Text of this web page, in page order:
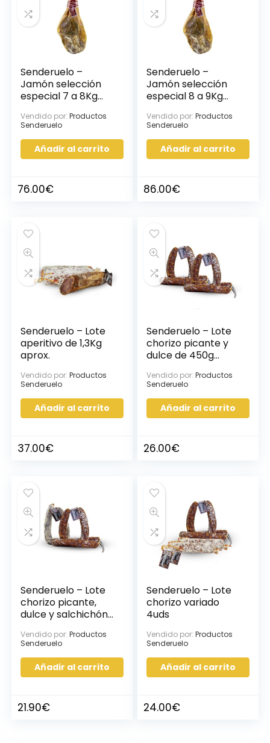
Senderuelo –
Jamón selección
especial 7 a 8Kg
Vendido por: Productos
Senderuelo
Añadir al carrito
76.00€
Senderuelo –
Jamón selección
especial 8 a 9Kg
Vendido por: Productos
Senderuelo
Añadir al carrito
86.00€
Senderuelo – Lote
aperitivo de 1,3Kg
aprox.
Vendido por: Productos
Senderuelo
Añadir al carrito
37.00€
Senderuelo – Lote
chorizo picante y
dulce de 450g
Vendido por: Productos
Senderuelo
Añadir al carrito
26.00€
Senderuelo – Lote
chorizo picante,
dulce y salchichón
3uds
Vendido por: Productos
Senderuelo
Añadir al carrito
21.90€
Senderuelo – Lote
chorizo variado
4uds
Vendido por: Productos
Senderuelo
Añadir al carrito
24.00€